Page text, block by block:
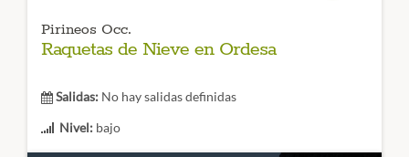
Pirineos Occ.
Raquetas de Nieve en Ordesa
Salidas: No hay salidas definidas
Nivel: bajo